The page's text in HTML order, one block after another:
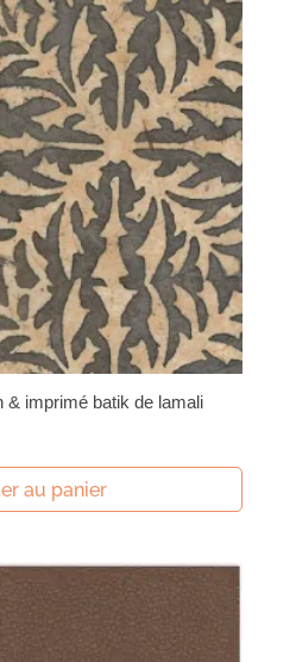
& imprimé batik de lamali
au panier